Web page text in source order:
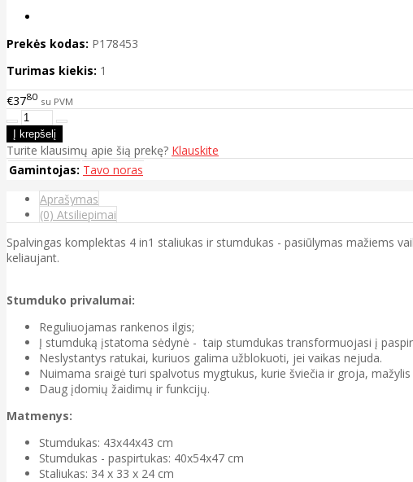
Prekės kodas: P178453
Turimas kiekis: 1
€3780 su PVM
Turite klausimų apie šią prekę? Klauskite
Gamintojas: Tavo noras
Aprašymas
(0) Atsiliepimai
Spalvingas komplektas 4 in1 staliukas ir stumdukas - pasiūlymas mažiems
keliaujant.
Stumduko privalumai:
Reguliuojamas rankenos ilgis;
Į stumduką įstatoma sėdynė - taip stumdukas transformuojasi į
Neslystantys ratukai, kuriuos galima užblokuoti, jei vaikas nejuda.
Nuimama sraigė turi spalvotus mygtukus, kurie šviečia ir groja,
Daug įdomių žaidimų ir funkcijų.
Matmenys:
Stumdukas: 43x44x43 cm
Stumdukas - paspirtukas: 40x54x47 cm
Staliukas: 34 x 33 x 24 cm